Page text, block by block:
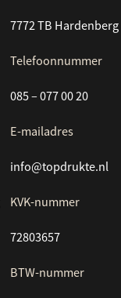
7772 TB Hardenberg
Telefoonnummer
085 – 077 00 20
E-mailadres
info@topdrukte.nl
KVK-nummer
72803657
BTW-nummer